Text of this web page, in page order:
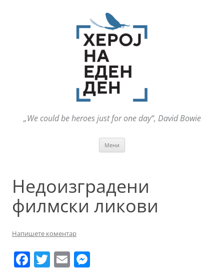
„We could be heroes just for one day“, David Bowie
Мени
Недоизградени
филмски ликови
Напишете коментар
F T E